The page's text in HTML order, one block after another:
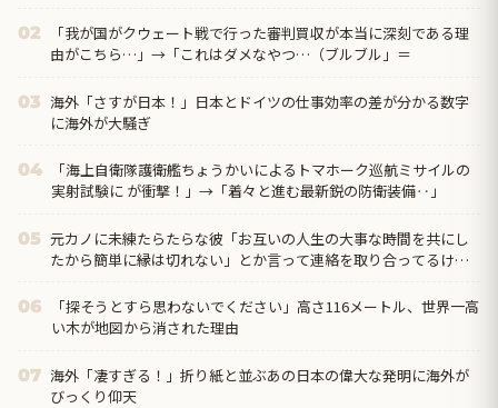
02
「我が国がクウェート戦で行った審判買収が本当に深刻である理
由がこちら…」→「これはダメなやつ…（ブルブル」＝
03 海外「さすが日本！」日本とドイツの仕事効率の差が分かる数字
に海外が大騒ぎ
04
「海上自衛隊護衛艦ちょうかいによるトマホーク巡航ミサイルの
実射試験に が衝撃！」→「着々と進む最新鋭の防衛装備‥」
05 元カノに未練たらたらな彼「お互いの人生の大事な時間を共にし
たから簡単に縁は切れない」とか言って連絡を取り合ってるけ
06
「探そうとすら思わないでください」高さ116メートル、世界一高
い木が地図から消された理由
07 海外「凄すぎる！」折り紙と並ぶあの日本の偉大な発明に海外が
びっくり仰天